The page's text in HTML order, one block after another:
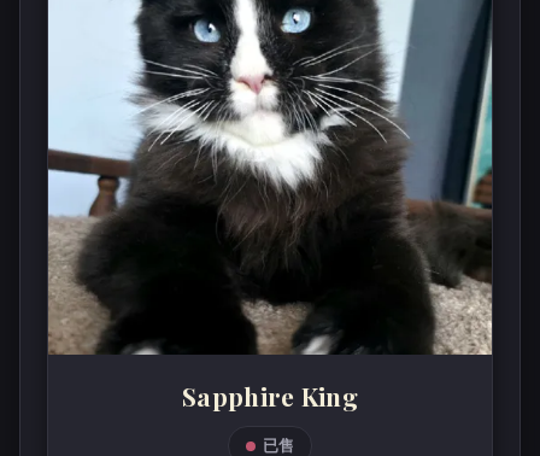
Sapphire King
已售